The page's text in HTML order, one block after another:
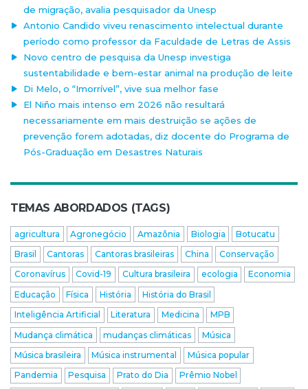
de migração, avalia pesquisador da Unesp
Antonio Candido viveu renascimento intelectual durante
período como professor da Faculdade de Letras de Assis
Novo centro de pesquisa da Unesp investiga
sustentabilidade e bem-estar animal na produção de leite
Di Melo, o “Imorrível”, vive sua melhor fase
El Niño mais intenso em 2026 não resultará
necessariamente em mais destruição se ações de
prevenção forem adotadas, diz docente do Programa de
Pós-Graduação em Desastres Naturais
TEMAS ABORDADOS (TAGS)
agricultura Agronegócio Amazônia Biologia
Botucatu
Brasil
Cantoras Cantoras brasileiras China
Conservação
Coronavírus
Covid-19 Cultura brasileira ecologia
Economia
Educação
Física História
História do Brasil
Inteligência Artificial
Literatura Medicina
MPB
Mudança climática
mudanças climáticas
Música
Música brasileira
Música instrumental
Música popular
Pandemia
Pesquisa Prato do Dia
Prêmio Nobel